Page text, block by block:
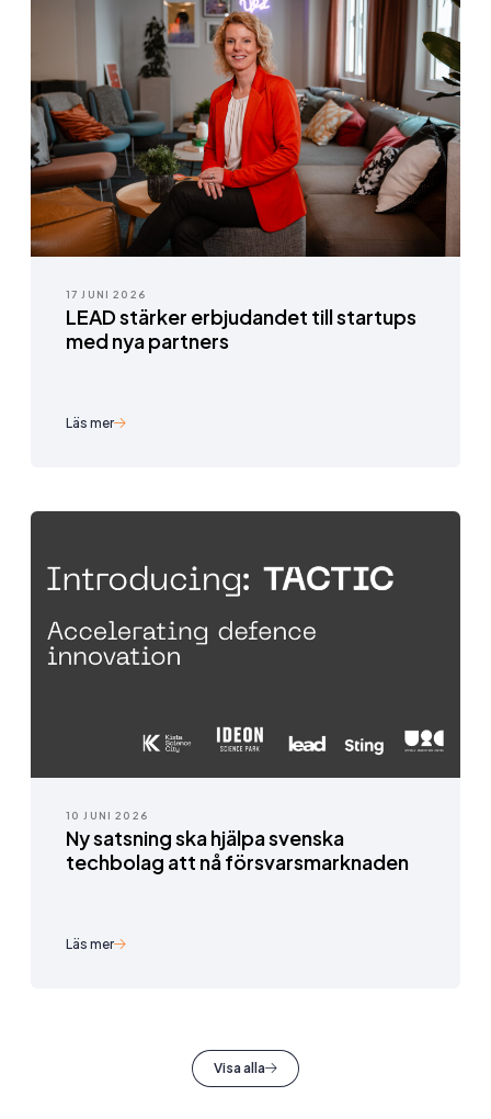
17 JUNI 2026
LEAD stärker erbjudandet till startups
med nya partners
Läs mer
10 JUNI 2026
Ny satsning ska hjälpa svenska
techbolag att nå försvarsmarknaden
Läs mer
Visa alla